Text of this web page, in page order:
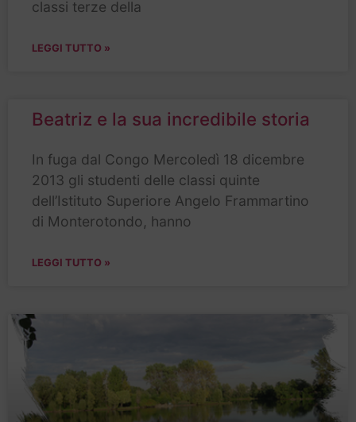
classi terze della
LEGGI TUTTO »
Beatriz e la sua incredibile storia
In fuga dal Congo Mercoledì 18 dicembre
2013 gli studenti delle classi quinte
dell’Istituto Superiore Angelo Frammartino
di Monterotondo, hanno
LEGGI TUTTO »